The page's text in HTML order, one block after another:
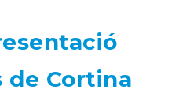
de Cortina